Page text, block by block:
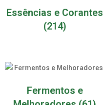
Essências e Corantes
(214)
Fermentos e